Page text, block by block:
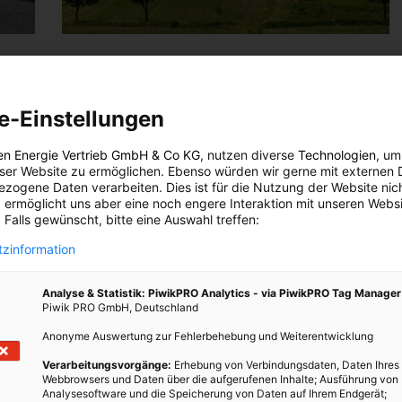
11. SEPTEMBER 2018 VONENERGIELEBEN REDAKTION
Um diesen lächerlichen Preis würde ein Arbeiter in
Indien einen Lohn bekommen, von dem er auch leben
könnte.
Einstellungen
Energie Vertrieb GmbH & Co KG, nutzen diverse Technologien,
Website zu ermöglichen. Ebenso würden wir gerne mit externen
Daten verarbeiten. Dies ist für die Nutzung der Website
ermöglicht uns aber eine noch engere Interaktion mit unseren
Falls gewünscht, bitte eine Auswahl treffen:
Analyse & Statistik: PiwikPRO Analytics - via PiwikPRO Tag Manager
Piwik PRO GmbH, Deutschland
Anonyme Auswertung zur Fehlerbehebung und Weiterentwicklung
Verarbeitungsvorgänge: Erhebung von Verbindungsdaten, Daten Ihres
Webbrowsers und Daten über die aufgerufenen Inhalte; Ausführung von
Analysesoftware und die Speicherung von Daten auf Ihrem Endgerät;